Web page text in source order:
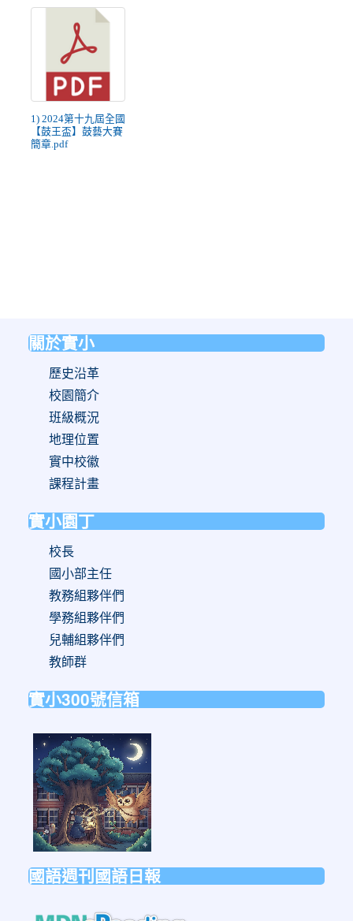
1) 2024第十九屆全國
【鼓王盃】鼓藝大賽
簡章.pdf
關於實小
歷史沿革
校園簡介
班級概況
地理位置
實中校徽
課程計畫
實小園丁
校長
國小部主任
教務組夥伴們
學務組夥伴們
兒輔組夥伴們
教師群
實小300號信箱
https://forms.gle/sb6qss7apF2uRjVc7
國語週刊國語日報